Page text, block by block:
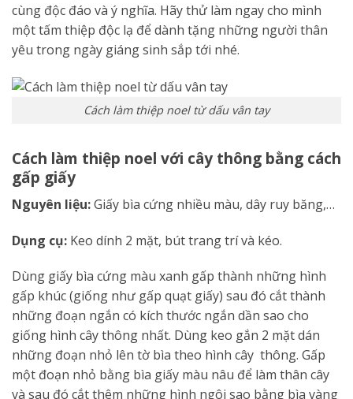
cùng độc đáo và ý nghĩa. Hãy thử làm ngay cho mình
một tấm thiệp độc lạ để dành tặng những người thân
yêu trong ngày giáng sinh sắp tới nhé.
Cách làm thiệp noel từ dấu vân tay
Cách làm thiệp noel với cây thông bằng cách
gấp giấy
Nguyên liệu:Giấy bìa cứng nhiều màu, dây ruy băng,…
Dụng cụ: Keo dính 2 mặt, bút trang trí và kéo.
Dùng giấy bìa cứng màu xanh gấp thành những hình
gấp khúc (giống như gấp quạt giấy) sau đó cắt thành
những đoạn ngắn có kích thước ngắn dần sao cho
giống hình cây thông nhất. Dùng keo gắn 2 mặt dán
những đoạn nhỏ lên tờ bìa theo hình cây thông. Gấp
một đoạn nhỏ bằng bìa giấy màu nâu để làm thân cây
và sau đó cắt thêm những hình ngôi sao bằng bìa vàng